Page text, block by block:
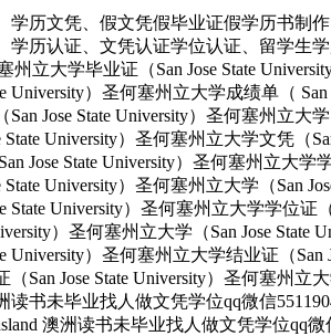
历文凭、假文凭假毕业证假学历书制
历认证、文凭认证学位认证、留学生
大学毕业证（San Jose State
）圣何塞州立大学成绩单（
Jose State University）圣何塞州立大
University）圣何塞州立大学文凭（
Jose State University）圣何塞州立大学
University）圣何塞州立大学（San
University）圣何塞州立大学学位证
）圣何塞州立大学（San Jose State
）圣何塞州立大学结业证（
San Jose State University）圣何塞州立
读书未毕业找人做文凭学位qq微信
澳洲读书未毕业找人做文凭学位qq